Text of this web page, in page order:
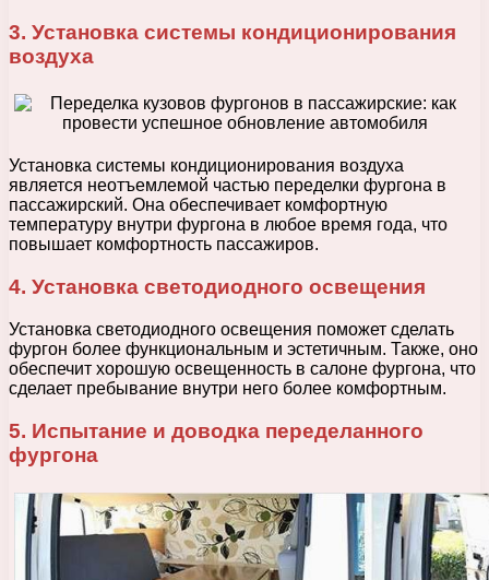
3. Установка системы кондиционирования
воздуха
Установка системы кондиционирования воздуха
является неотъемлемой частью переделки фургона в
пассажирский. Она обеспечивает комфортную
температуру внутри фургона в любое время года, что
повышает комфортность пассажиров.
4. Установка светодиодного освещения
Установка светодиодного освещения поможет сделать
фургон более функциональным и эстетичным. Также, оно
обеспечит хорошую освещенность в салоне фургона, что
сделает пребывание внутри него более комфортным.
5. Испытание и доводка переделанного
фургона